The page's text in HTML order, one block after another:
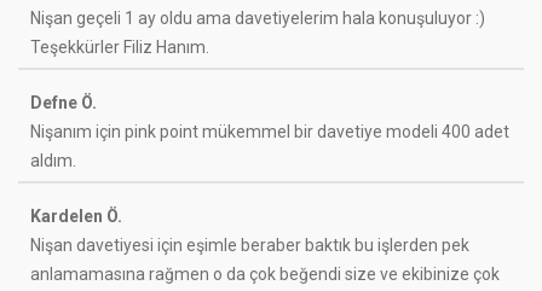
Nişan geçeli 1 ay oldu ama davetiyelerim hala konuşuluyor :)
Teşekkürler Filiz Hanım.
Defne Ö.
Nişanım için pink point mükemmel bir davetiye modeli 400 adet
aldım.
Kardelen Ö.
Nişan davetiyesi için eşimle beraber baktık bu işlerden pek
anlamamasına rağmen o da çok beğendi size ve ekibinize çok